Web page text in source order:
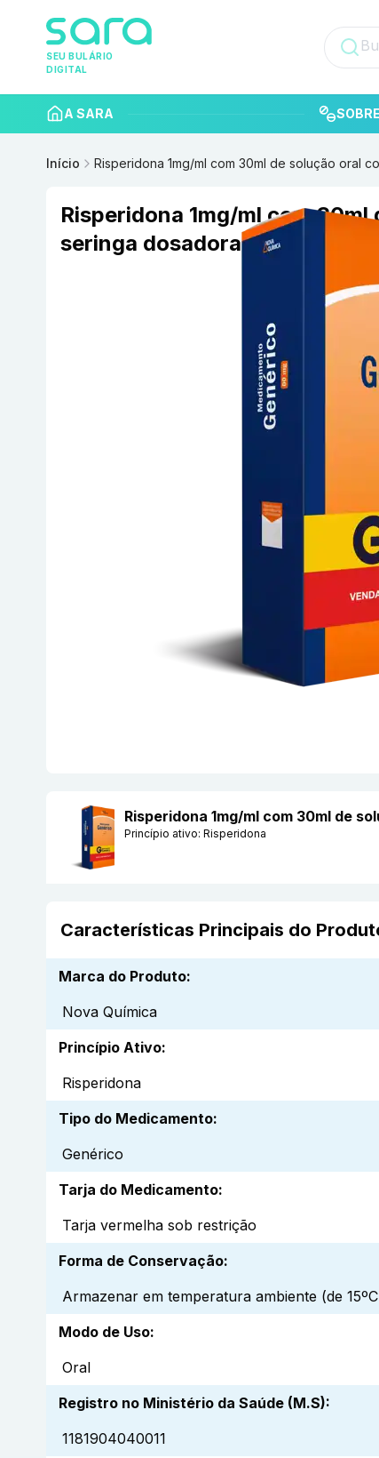
SEU BULÁRIO
DIGITAL
A SARA
Início Risperidona 1mg/ml com 30ml de solução oral
Risperidona 1mg/ml com
seringa dosadora Nova Química
Risperidona 1mg/ml com 30ml de
Princípio ativo: Risperidona
Características Principais do
Marca do Produto:
Nova Química
Princípio Ativo:
Risperidona
Tipo do Medicamento:
Genérico
Tarja do Medicamento:
Tarja vermelha sob restrição
Forma de Conservação:
Armazenar em temperatura ambiente (de
Modo de Uso:
Oral
Registro no Ministério da Saúde (M.S):
1181904040011